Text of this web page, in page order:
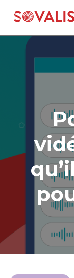
contenu